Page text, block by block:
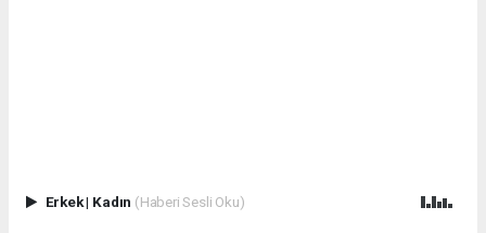
Erkek| Kadın (Haberi Sesli Oku)